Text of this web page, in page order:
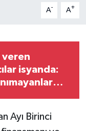
A- A+
veren
isyanda:
Ayı Birinci